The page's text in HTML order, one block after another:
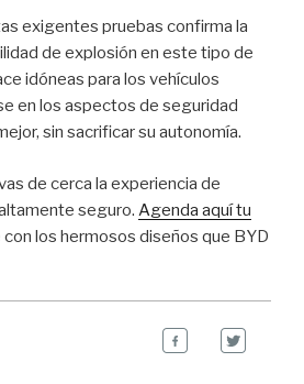
exigentes pruebas confirma la
de explosión en este tipo de
idóneas para los vehículos
en los aspectos de seguridad
sin sacrificar su autonomía.
de cerca la experiencia de
seguro. Agenda aquí tu
los hermosos diseños que BYD